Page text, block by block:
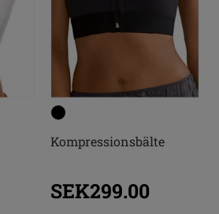
Kompressionsbälte
SEK299.00